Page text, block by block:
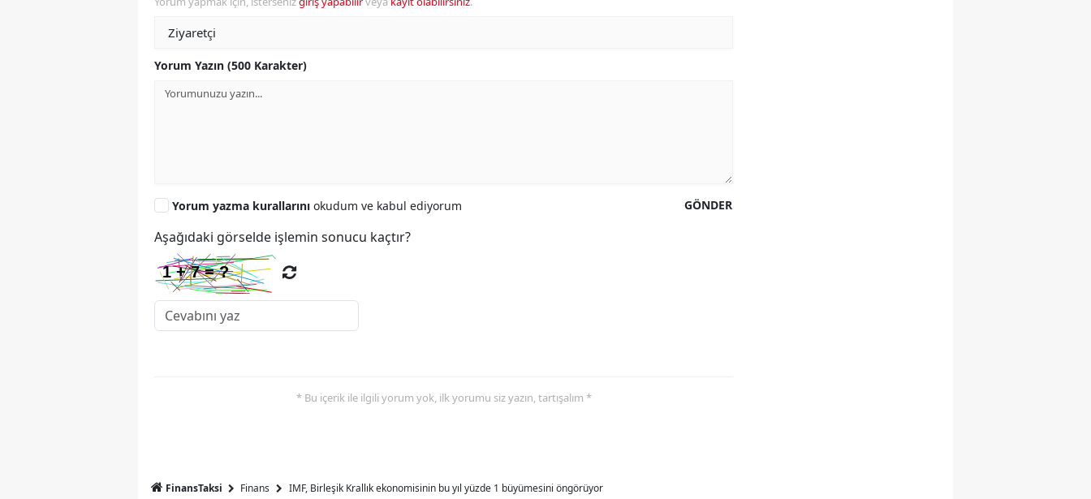
Yorum Yazın (500 Karakter)
GÖNDER
Yorum yazma kurallarını okudum ve kabul ediyorum
Aşağıdaki görselde işlemin sonucu kaçtır?
* Bu içerik ile ilgili yorum yok, ilk yorumu siz yazın, tartışalım *
FinansTaksi Finans IMF, Birleşik Krallık ekonomisinin bu yıl yüzde 1 büyümesini öngörüyor